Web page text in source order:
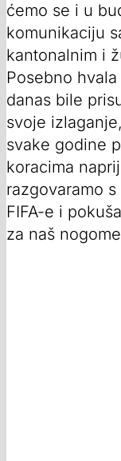
ćemo se i u
komunikaciju
kantonalnim i
Posebno
danas bile
svoje
svake godine
koracima
razgovaramo
FIFA-e i
za naš